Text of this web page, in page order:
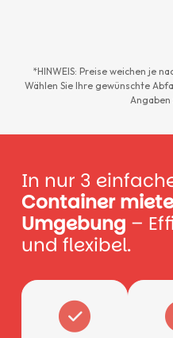
*HINWEIS: Preise weichen je
Wählen Sie Ihre gewünschte
Angaben
In nur 3
Container
Umgebung –
und flexibel.